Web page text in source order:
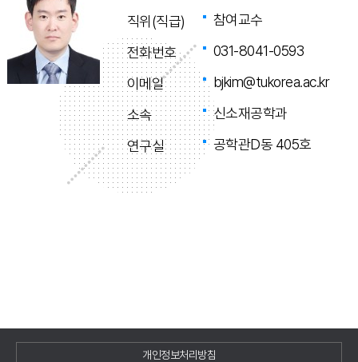
직위(직급)
참여교수
전화번호
031-8041-0593
이메일
bjkim@tukorea.ac.kr
소속
신소재공학과
연구실
공학관D동 405호
개인정보처리방침